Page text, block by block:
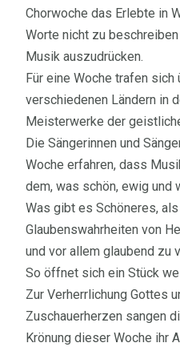
Chorwoche das Erlebte in
Worte nicht zu
Musik auszudrücken.
Für eine Woche trafen
verschiedenen Ländern in
Meisterwerke der
Die Sängerinnen und
Woche erfahren, dass
dem, was schön, ewig und
Was gibt es Schöneres,
Glaubenswahrheiten von
und vor allem glaubend zu
So öffnet sich ein Stück
Zur Verherrlichung Gottes
Zuschauerherzen sangen
Krönung dieser Woche ihr